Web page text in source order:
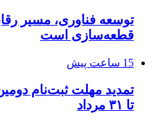
توسعه فناوری، مسیر
قطعه‌سازی است
15 ساعت پیش
تا ۳۱ مرداد